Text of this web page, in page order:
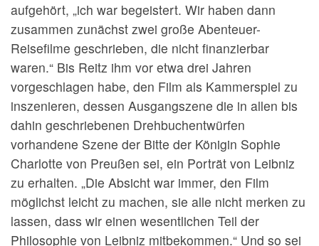
aufgehört, „ich war begeistert. Wir haben dann
zusammen zunächst zwei große Abenteuer-
Reisefilme geschrieben, die nicht finanzierbar
waren.“ Bis Reitz ihm vor etwa drei Jahren
vorgeschlagen habe, den Film als Kammerspiel zu
inszenieren, dessen Ausgangszene die in allen bis
dahin geschriebenen Drehbuchentwürfen
vorhandene Szene der Bitte der Königin Sophie
Charlotte von Preußen sei, ein Porträt von Leibniz
zu erhalten. „Die Absicht war immer, den Film
möglichst leicht zu machen, sie alle nicht merken zu
lassen, dass wir einen wesentlichen Teil der
Philosophie von Leibniz mitbekommen.“ Und so sei